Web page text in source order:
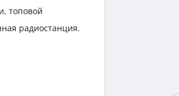
топовой
радиостанция.